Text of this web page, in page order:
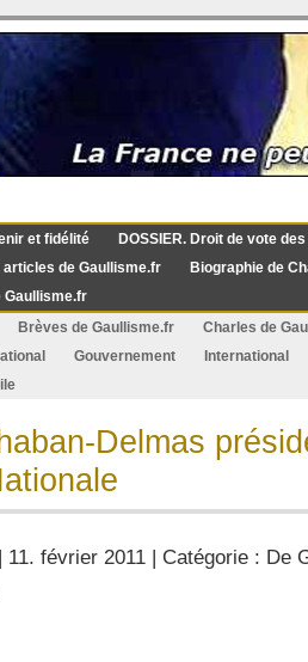
et fidélité
DOSSIER. Droit de vote
articles de Gaullisme.fr
Biographie de
Gaullisme.fr
Brèves de Gaullisme.fr
Charles de
Gouvernement
International
Delmas
| 11. février 2011 | Catégorie : De